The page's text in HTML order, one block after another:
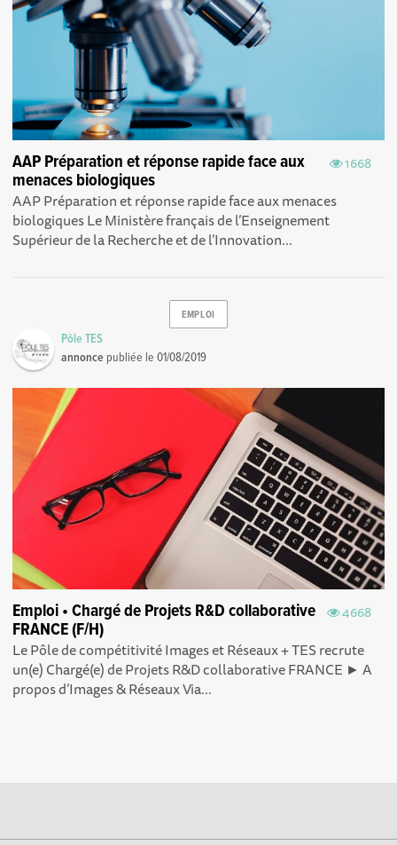
1668
AAP Préparation et réponse rapide face aux
menaces biologiques
AAP Préparation et réponse rapide face aux menaces
biologiques Le Ministère français de l’Enseignement
Supérieur de la Recherche et de l’Innovation...
EMPLOI
Pôle TES
annonce publiée le01/08/2019
4668
Emploi • Chargé de Projets R&D collaborative
FRANCE (F/H)
Le Pôle de compétitivité Images et Réseaux + TES recrute
un(e) Chargé(e) de Projets R&D collaborative FRANCE ► A
propos d’Images & Réseaux Via...